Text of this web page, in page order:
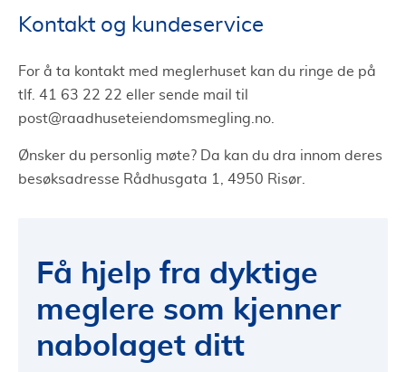
Kontakt og kundeservice
For å ta kontakt med meglerhuset kan du ringe de på
tlf. 41 63 22 22 eller sende mail til
post@raadhuseteiendomsmegling.no
Ønsker du personlig møte? Da kan du dra innom deres
besøksadresse Rådhusgata 1, 4950 Risør.
Få hjelp fra dyktige
meglere som kjenner
nabolaget ditt